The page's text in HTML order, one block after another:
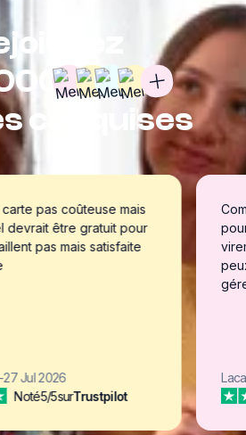
conquises
pas coûteuse mais
être gratuit pour
pas mais satisfaite
2026
5/5surTrustpilot
pour
peux
gérer
Lacarelle-